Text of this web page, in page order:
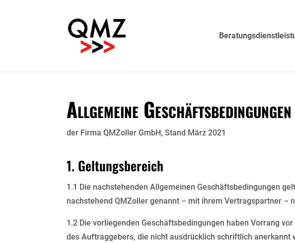
Allgemeine Geschäftsbedingungen
der Firma QMZoller GmbH, Stand März 2021
1. Geltungsbereich
1.1 Die nachstehenden Allgemeinen Geschäftsbedingungen
nachstehend QMZoller genannt – mit ihrem Vertragspartner –
1.2 Die vorliegenden Geschäftsbedingungen haben Vorrang
des Auftraggebers, die nicht ausdrücklich schriftlich